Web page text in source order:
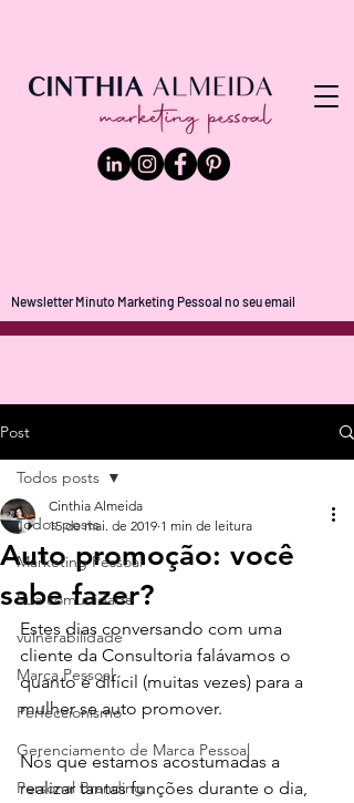
Newsletter Minuto Marketing Pessoal no seu email
Post
Todos posts
Marketing Pessoal
Sua comunidade
vulnerabilidade
Marca Pessoal
Perfeccionismo
Gerenciamento de Marca Pessoal
Personal Branding
Todos posts
Auto promoção: você
sabe fazer?
Cinthia Almeida
15 de mai. de 2019 1 min de leitura
Estes dias conversando com uma
cliente da Consultoria falávamos o
quanto é difícil (muitas vezes) para a
mulher se auto promover.⁣
Nós que estamos acostumadas a
realizar tantas funções durante o dia,